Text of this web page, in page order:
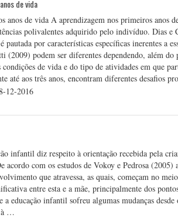
de vida
anos de vida A aprendizagem nos primeiros anos
polivalentes adquirido pelo indivíduo. Dias e
pautada por características específicas inerentes a
(2009) podem ser diferentes dependendo, além
condições de vida e do tipo de atividades em que
até aos três anos, encontram diferentes desafios
12-2016
infantil diz respeito à orientação recebida pela
acordo com os estudos de Vokoy e Pedrosa
que atravessa, as quais, começam no
entre esta e a mãe, principalmente dos
educação infantil sofreu algumas mudanças
à …